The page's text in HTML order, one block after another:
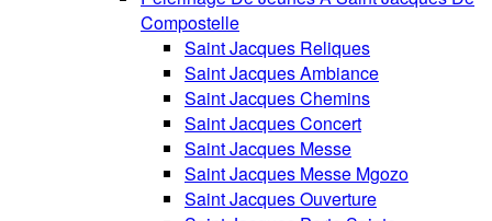
Compostelle
Saint Jacques Reliques
Saint Jacques Ambiance
Saint Jacques Chemins
Saint Jacques Concert
Saint Jacques Messe
Saint Jacques Messe Mgozo
Saint Jacques Ouverture